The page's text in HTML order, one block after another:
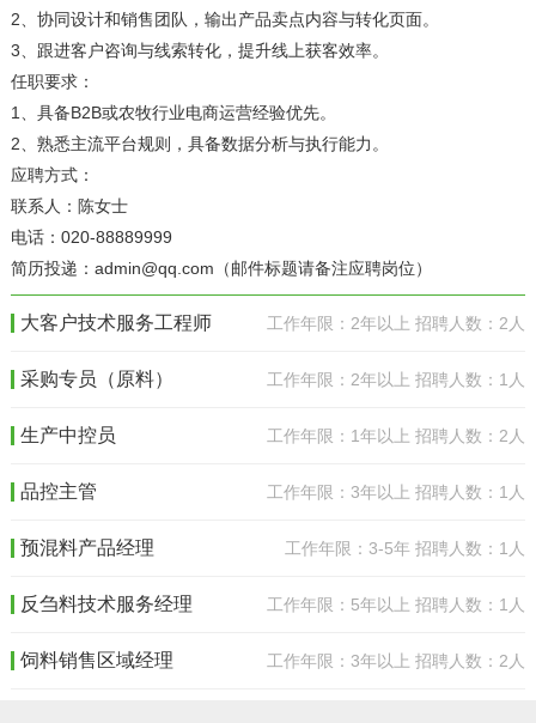
2、协同设计和销售团队，输出产品卖点内容与转化页面。
3、跟进客户咨询与线索转化，提升线上获客效率。
任职要求：
1、具备B2B或农牧行业电商运营经验优先。
2、熟悉主流平台规则，具备数据分析与执行能力。
应聘方式：
联系人：陈女士
电话：020-88889999
简历投递：admin@qq.com（邮件标题请备注应聘岗位）
大客户技术服务工程师 工作年限：2年以上 招聘人数：2人
采购专员（原料） 工作年限：2年以上 招聘人数：1人
生产中控员 工作年限：1年以上 招聘人数：2人
品控主管 工作年限：3年以上 招聘人数：1人
预混料产品经理 工作年限：3-5年 招聘人数：1人
反刍料技术服务经理 工作年限：5年以上 招聘人数：1人
饲料销售区域经理 工作年限：3年以上 招聘人数：2人